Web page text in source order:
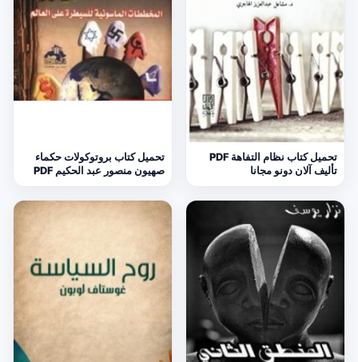
تحميل كتاب نظام التفاهة PDF
تأليف آلان دونو مجانا
تحميل كتاب بروتوكولات حكماء
صهيون منصور عبد الحكيم PDF
مجانا